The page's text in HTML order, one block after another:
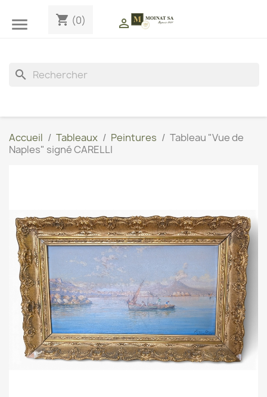
 shopping_cart (0) 
search
Accueil Tableaux Peintures
Tableau "Vue de
Naples" signé CARELLI